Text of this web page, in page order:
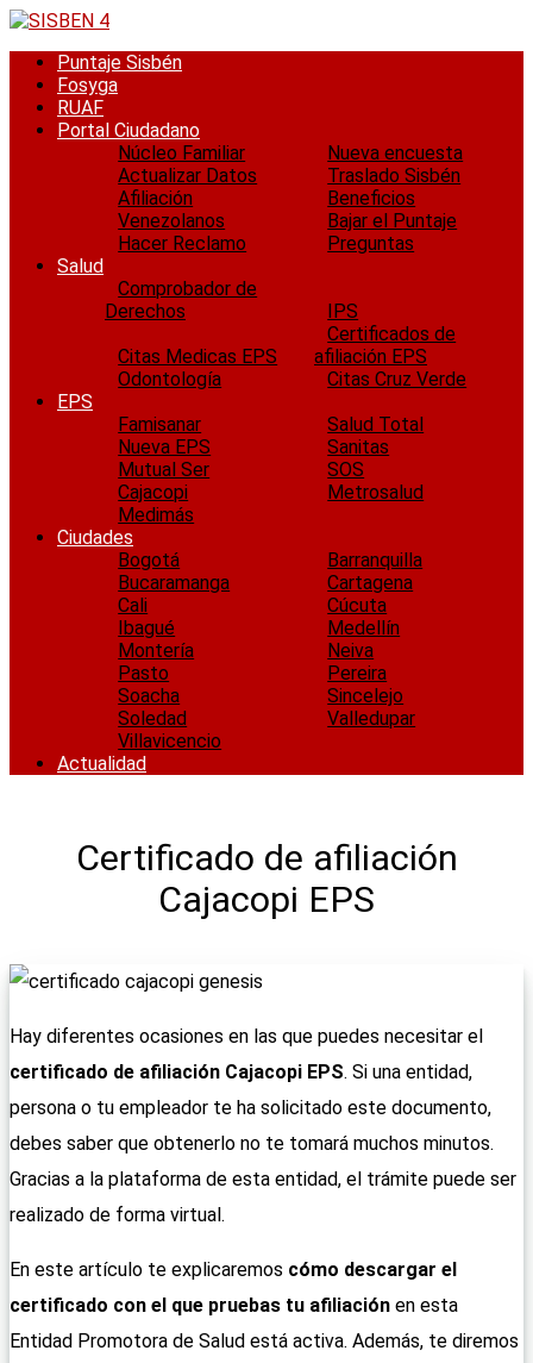
Saltar
contenidoPuntaje Sisbén
Fosyga
RUAF
Portal Ciudadano
Núcleo Familiar
Nueva encuesta
Actualizar Datos
Traslado Sisbén
Afiliación
Beneficios
Venezolanos
Bajar el Puntaje
Hacer Reclamo
Preguntas
Salud
Comprobador de
Derechos
IPS
Citas Medicas EPS
Certificados de
afiliación EPS
Odontología
Citas Cruz Verde
EPS
Famisanar
Salud Total
Nueva EPS
Sanitas
Mutual Ser
SOS
Cajacopi
Metrosalud
Medimás
Ciudades
Bogotá
Barranquilla
Bucaramanga
Cartagena
Cali
Cúcuta
Ibagué
Medellín
Montería
Neiva
Pasto
Pereira
Soacha
Sincelejo
Soledad
Valledupar
Villavicencio
Actualidad
Certificado de afiliación
Cajacopi EPS
Hay diferentes ocasiones en las que puedes necesitar el
certificado de afiliación Cajacopi EPS. Si una entidad,
persona o tu empleador te ha solicitado este documento,
debes saber que obtenerlo no te tomará muchos minutos.
Gracias a la plataforma de esta entidad, el trámite puede ser
realizado de forma virtual.
En este artículo te explicaremos cómo descargar el
certificado con el que pruebas tu afiliación en esta
Entidad Promotora de Salud está activa. Además, te diremos